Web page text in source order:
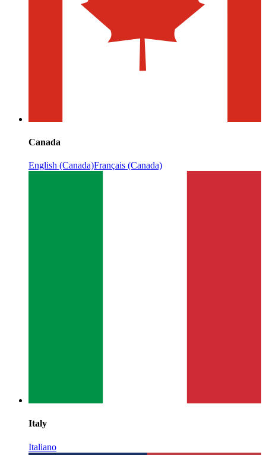
Canada
English (Canada)Français (Canada)
Italy
Italiano